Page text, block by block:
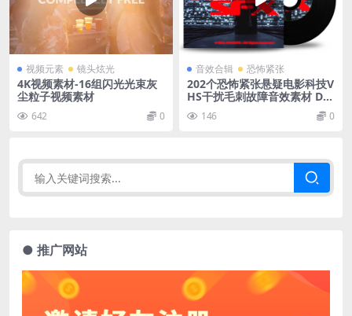
视频元素 镜头炫光
4K视频素材-16组闪光光束灰
尘粒子视频素材
642 0
音效合辑 恐怖紧张
202个恐怖紧张悬疑电影科技V
HS干扰毛刺故障音效素材 Dys
topia SFX
146 0
● 推广网站